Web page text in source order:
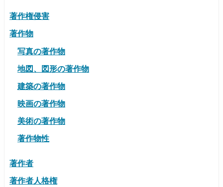
著作権侵害
著作物
写真の著作物
地図、図形の著作物
建築の著作物
映画の著作物
美術の著作物
著作物性
著作者
著作者人格権